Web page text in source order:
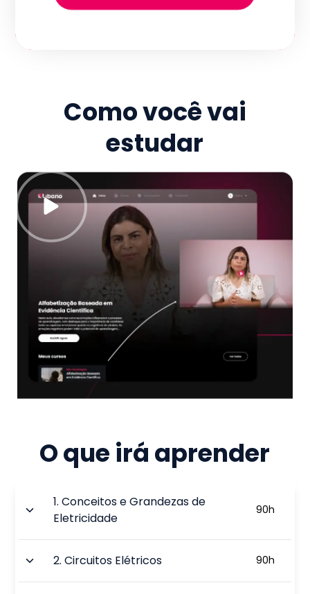
Como você vai
estudar
O que irá aprender
1.Conceitos e Grandezas de
Eletricidade
90h
2.Circuitos Elétricos 90h